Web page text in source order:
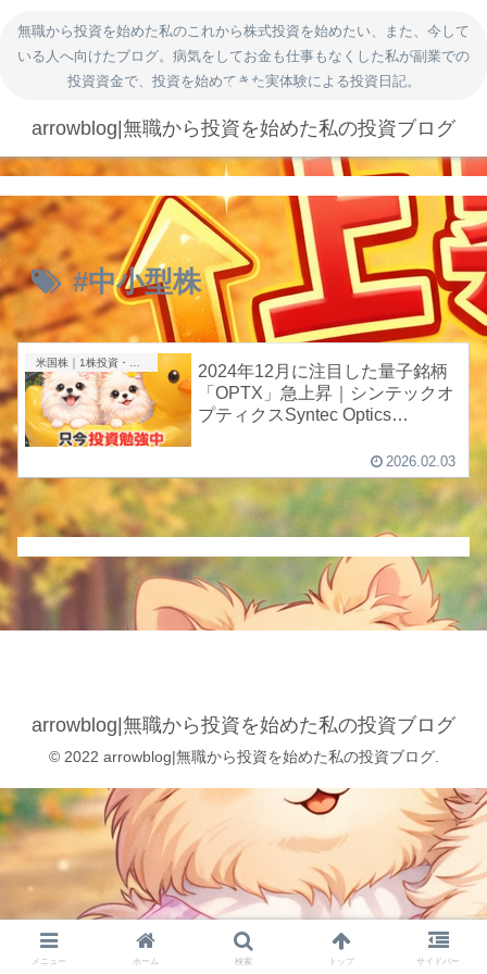
無職から投資を始めた私のこれから株式投資を始めたい、また、今して
いる人へ向けたブログ。病気をしてお金も仕事もなくした私が副業での
投資資金で、投資を始めてきた実体験による投資日記。
arrowblog|無職から投資を始めた私の投資ブログ
#中小型株
米国株｜1株投資・成長株
2024年12月に注目した量子銘柄
「OPTX」急上昇｜シンテックオ
プティクスSyntec Optics
2026.02.03
arrowblog|無職から投資を始めた私の投資ブログ
© 2022 arrowblog|無職から投資を始めた私の投資ブログ.
メニュー ホーム 検索 トップ サイドバー